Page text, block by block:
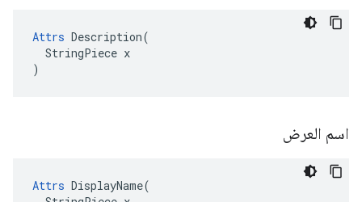
Attrs Description(
  StringPiece x
)
اسم العرض
Attrs DisplayName(